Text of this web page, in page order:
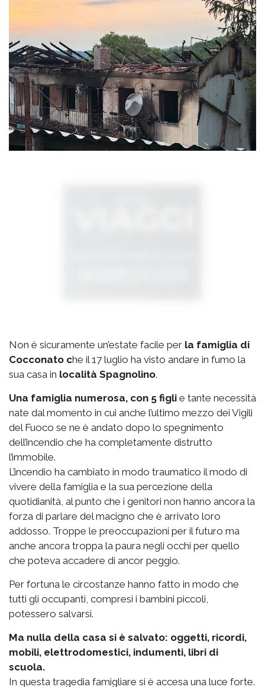
Non è sicuramente un’estate facile per la famiglia di
Cocconato che il 17 luglio ha visto andare in fumo la
sua casa in località Spagnolino.
Una famiglia numerosa, con 5 figli e tante necessità
nate dal momento in cui anche l’ultimo mezzo dei Vigili
del Fuoco se ne è andato dopo lo spegnimento
dell’incendio che ha completamente distrutto
l’immobile.
L’incendio ha cambiato in modo traumatico il modo di
vivere della famiglia e la sua percezione della
quotidianità, al punto che i genitori non hanno ancora la
forza di parlare del macigno che è arrivato loro
addosso. Troppe le preoccupazioni per il futuro ma
anche ancora troppa la paura negli occhi per quello
che poteva accadere di ancor peggio.
Per fortuna le circostanze hanno fatto in modo che
tutti gli occupanti, compresi i bambini piccoli,
potessero salvarsi.
Ma nulla della casa si è salvato: oggetti, ricordi,
mobili, elettrodomestici, indumenti, libri di
scuola.
In questa tragedia famigliare si è accesa una luce forte.